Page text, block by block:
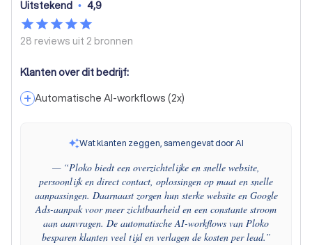
Uitstekend • 4,9
28 reviews uit 2 bronnen
Klanten over dit bedrijf:
+ Automatische AI-workflows (2x)
Wat klanten zeggen, samengevat door AI
— “Ploko biedt een overzichtelijke en snelle website,
persoonlijk en direct contact, oplossingen op maat en snelle
aanpassingen. Daarnaast zorgen hun sterke website en Google
Ads-aanpak voor meer zichtbaarheid en een constante stroom
aan aanvragen. De automatische AI-workflows van Ploko
besparen klanten veel tijd en verlagen de kosten per lead.”